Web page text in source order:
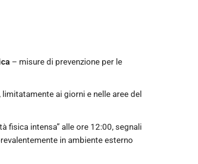
– misure di prevenzione per le
ai giorni e nelle aree del
fisica intensa” alle ore 12:00, segnali
in ambiente esterno